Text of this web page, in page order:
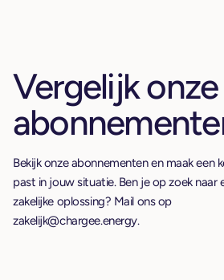
Vergelijk onze
Bekijk onze abonnementen en maak een
past in jouw situatie. Ben je op zoek naar
zakelijke oplossing? Mail ons op
zakelijk@chargee.energy.